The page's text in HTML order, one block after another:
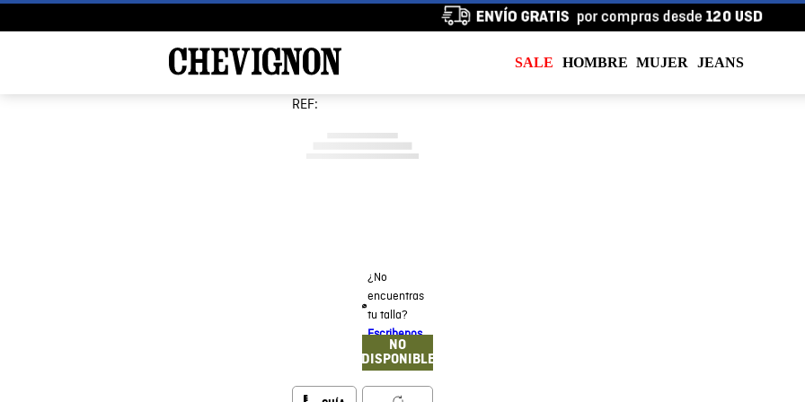
SALE HOMBRE MUJER JEANS
REF:
¿No
encuentras
tu talla?
Escribenos
NO
DISPONIBLE